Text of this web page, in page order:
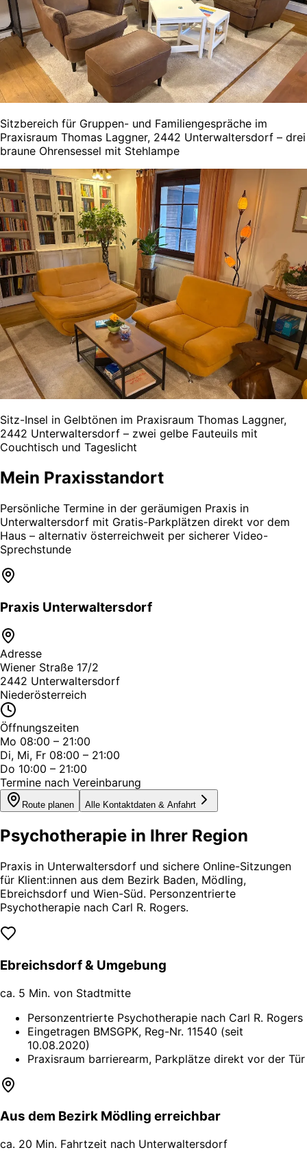
Sitzbereich für Gruppen- und Familiengespräche im
Praxisraum Thomas Laggner, 2442 Unterwaltersdorf – drei
braune Ohrensessel mit Stehlampe
Sitz-Insel in Gelbtönen im Praxisraum Thomas Laggner,
2442 Unterwaltersdorf – zwei gelbe Fauteuils mit
Couchtisch und Tageslicht
Mein Praxisstandort
Persönliche Termine in der geräumigen Praxis in
Unterwaltersdorf mit Gratis-Parkplätzen direkt vor dem
Haus – alternativ österreichweit per sicherer Video-
Sprechstunde
Praxis Unterwaltersdorf
Adresse
Wiener Straße 17/2
2442 Unterwaltersdorf
Niederösterreich
Öffnungszeiten
Mo 08:00 – 21:00
Di, Mi, Fr 08:00 – 21:00
Do 10:00 – 21:00
Termine nach Vereinbarung
Route planen Alle Kontaktdaten & Anfahrt
Psychotherapie in Ihrer Region
Praxis in Unterwaltersdorf und sichere Online-Sitzungen
für Klient:innen aus dem Bezirk Baden, Mödling,
Ebreichsdorf und Wien-Süd. Personzentrierte
Psychotherapie nach Carl R. Rogers.
Ebreichsdorf & Umgebung
ca. 5 Min. von Stadtmitte
Personzentrierte Psychotherapie nach Carl R. Rogers
Eingetragen BMSGPK, Reg-Nr. 11540 (seit
10.08.2020)
Praxisraum barrierearm, Parkplätze direkt vor der Tür
Aus dem Bezirk Mödling erreichbar
ca. 20 Min. Fahrtzeit nach Unterwaltersdorf